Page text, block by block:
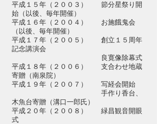
平成１５年（２００３） 節分星祭り開
始（以後、毎年開催）
平成１６年（２００４） お施餓鬼会
（以後、毎年開催）
平成１７年（２００５） 創立１５周年
記念講演会
良寛像除幕式
平成１８年（２００６） 支合わせ地蔵
寄贈（南泉院）
平成１９年（２００７） 写経会開始
手作り香台、
木魚台寄贈（溝口一郎氏）
平成２０年（２００８） 緑昌観音開眼
式